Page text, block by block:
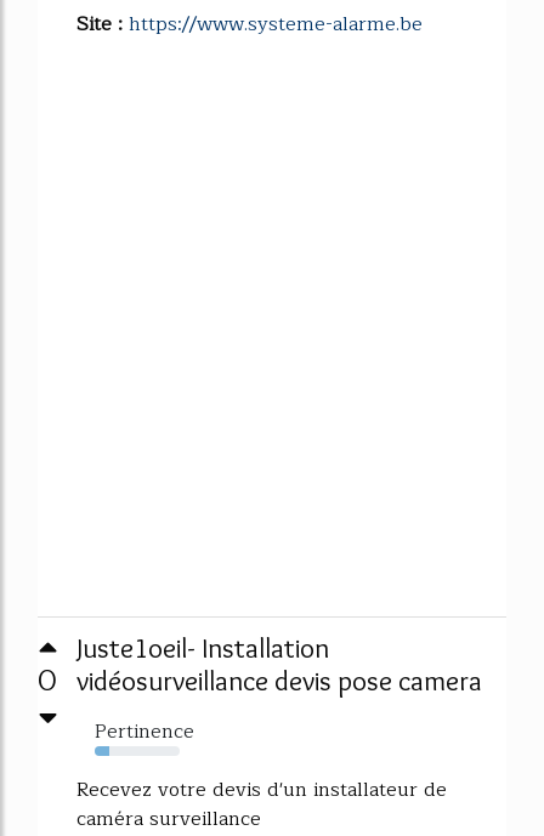
Site :https://www.systeme-alarme.be
0
Juste1oeil- Installation
vidéosurveillance devis pose camera
Pertinence
17%
Recevez votre devis d'un installateur de
caméra surveillance